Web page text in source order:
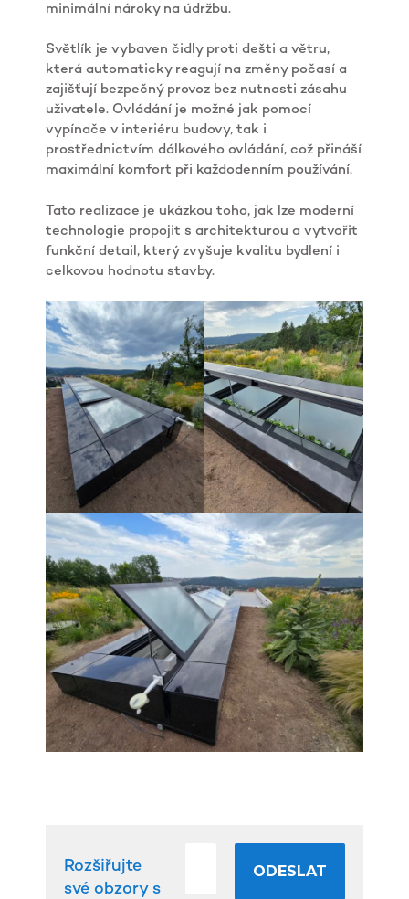
minimální nároky na údržbu.
Světlík je vybaven čidly proti dešti a větru,
která automaticky reagují na změny počasí a
zajišťují bezpečný provoz bez nutnosti zásahu
uživatele. Ovládání je možné jak pomocí
vypínače v interiéru budovy, tak i
prostřednictvím dálkového ovládání, což přináší
maximální komfort při každodenním používání.
Tato realizace je ukázkou toho, jak lze moderní
technologie propojit s architekturou a vytvořit
funkční detail, který zvyšuje kvalitu bydlení i
celkovou hodnotu stavby.
Rozšiřujte
své obzory s